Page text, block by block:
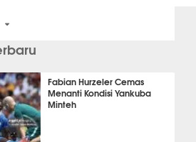
Fabian Hurzeler Cemas
Menanti Kondisi Yankuba
Minteh